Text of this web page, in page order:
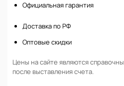
Официальная гарантия
Доставка по РФ
Оптовые скидки
Цены на сайте являются
после выставления счета.